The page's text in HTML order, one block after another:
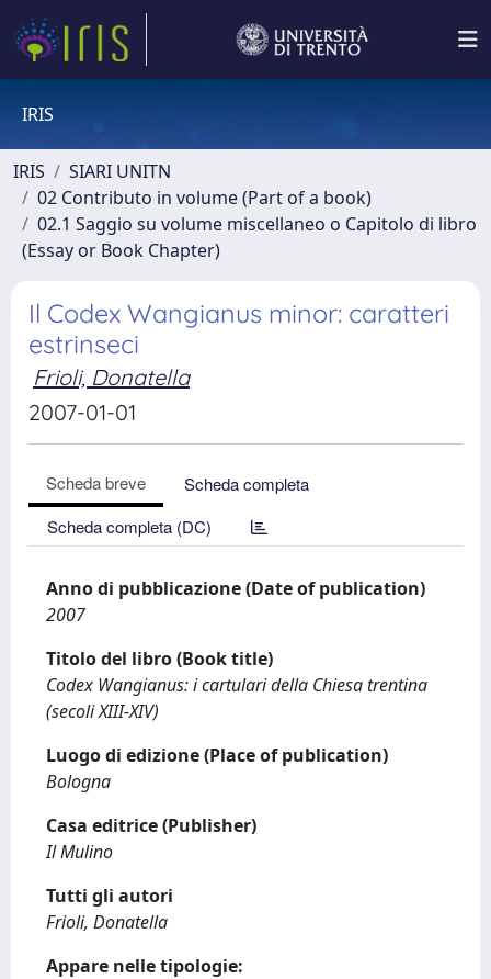
IRIS
IRIS
SIARI UNITN
02 Contributo in volume (Part of a book)
02.1 Saggio su volume miscellaneo o Capitolo di libro
(Essay or Book Chapter)
Il Codex Wangianus minor: caratteri
estrinseci
Frioli, Donatella
2007-01-01
Scheda breve
Scheda completa
Scheda completa (DC)
Anno di pubblicazione (Date of publication)
2007
Titolo del libro (Book title)
Codex Wangianus: i cartulari della Chiesa trentina
(secoli XIII-XIV)
Luogo di edizione (Place of publication)
Bologna
Casa editrice (Publisher)
Il Mulino
Tutti gli autori
Frioli, Donatella
Appare nelle tipologie: